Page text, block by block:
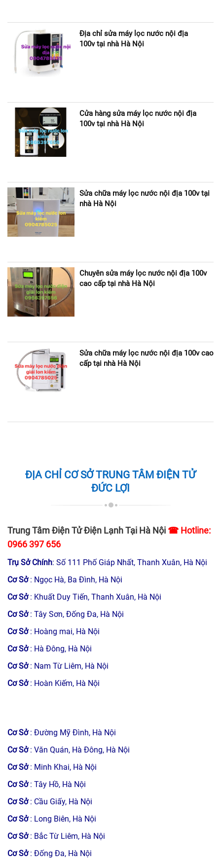
Địa chỉ sửa máy lọc nước nội địa
100v tại nhà Hà Nội
Cửa hàng sửa máy lọc nước nội địa
100v tại nhà Hà Nội
Sửa chữa máy lọc nước nội địa 100v tại
nhà Hà Nội
Chuyên sửa máy lọc nước nội địa 100v
cao cấp tại nhà Hà Nội
Sửa chữa máy lọc nước nội địa 100v cao
cấp tại nhà Hà Nội
ĐỊA CHỈ CƠ SỞ TRUNG TÂM ĐIỆN TỬ
ĐỨC LỢI
Trung Tâm Điện Tử Điện Lạnh Tại Hà Nội ☎ Hotline:
0966 397 656
Trụ Sở Chính: Số 111 Phố Giáp Nhất, Thanh Xuân, Hà Nội
Cơ Sở : Ngọc Hà, Ba Đình, Hà Nội
Cơ Sở : Khuất Duy Tiến, Thanh Xuân, Hà Nội
Cơ Sở : Tây Sơn, Đống Đa, Hà Nội
Cơ Sở: Hoàng mai, Hà Nội
Cơ Sở : Hà Đông, Hà Nội
Cơ Sở : Nam Từ Liêm, Hà Nội
Cơ Sở : Hoàn Kiếm, Hà Nội
Cơ Sở : Đường Mỹ Đình, Hà Nội
Cơ Sở : Văn Quán, Hà Đông, Hà Nội
Cơ Sở : Minh Khai, Hà Nội
Cơ Sở : Tây Hồ, Hà Nội
Cơ Sở: Cầu Giấy, Hà Nội
Cơ Sở : Long Biên, Hà Nội
Cơ Sở : Bắc Từ Liêm, Hà Nội
Cơ Sở : Đống Đa, Hà Nội